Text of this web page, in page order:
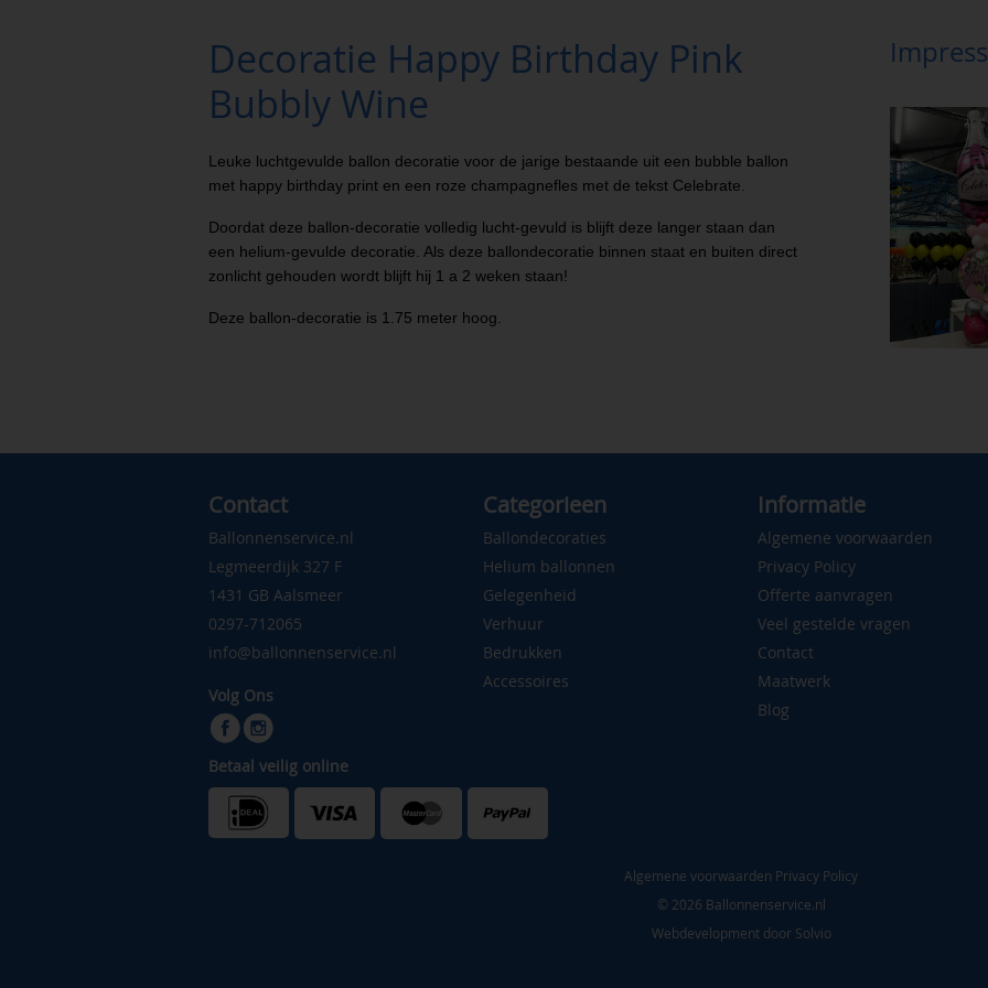
Decoratie Happy Birthday Pink
Bubbly Wine
Leuke luchtgevulde ballon decoratie voor de jarige bestaande uit een bubble ballon
met happy birthday print en een roze champagnefles met de tekst Celebrate.
Doordat deze ballon-decoratie volledig lucht-gevuld is blijft deze langer staan dan
een helium-gevulde decoratie. Als deze ballondecoratie binnen staat en buiten direct
zonlicht gehouden wordt blijft hij 1 a 2 weken staan!
Deze ballon-decoratie is 1.75 meter hoog.
Contact
Ballonnenservice.nl
Legmeerdijk 327 F
1431 GB Aalsmeer
0297-712065
info@ballonnenservice.nl
Volg Ons
Categorieen
Ballondecoraties
Helium ballonnen
Gelegenheid
Verhuur
Bedrukken
Accessoires
Informatie
Algemene voorwaarden
Privacy Policy
Offerte aanvragen
Veel gestelde vragen
Contact
Maatwerk
Blog
Betaal veilig online
Algemene voorwaarden Privacy Policy
© 2026 Ballonnenservice.nl
Webdevelopment door Solvio